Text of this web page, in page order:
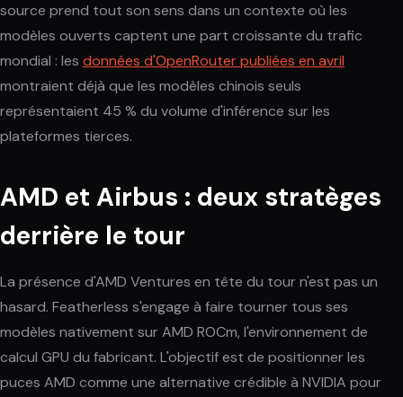
source prend tout son sens dans un contexte où les
modèles ouverts captent une part croissante du trafic
mondial : les données d'OpenRouter publiées en avril
montraient déjà que les modèles chinois seuls
représentaient 45 % du volume d'inférence sur les
plateformes tierces.
AMD et Airbus : deux stratèges
derrière le tour
La présence d'AMD Ventures en tête du tour n'est pas un
hasard. Featherless s'engage à faire tourner tous ses
modèles nativement sur AMD ROCm, l'environnement de
calcul GPU du fabricant. L'objectif est de positionner les
puces AMD comme une alternative crédible à NVIDIA pour